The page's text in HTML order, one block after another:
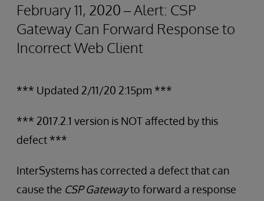
February 11, 2020 – Alert: CSP
Gateway Can Forward Response to
Incorrect Web Client
*** Updated 2/11/20 2:15pm ***
*** 2017.2.1 version is NOT affected by this
defect ***
InterSystems has corrected a defect that can
cause the CSP Gatewayto forward a response